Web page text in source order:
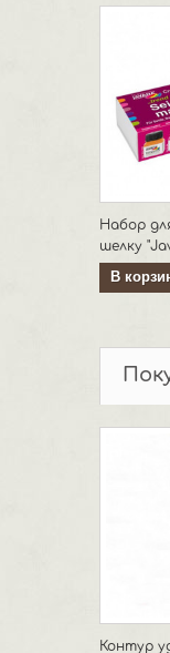
Набор
шелку
В
Контур